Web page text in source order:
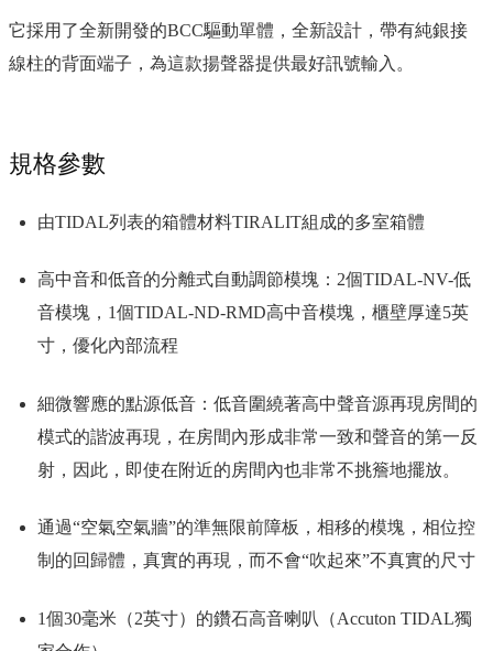
它採用了全新開發的BCC驅動單體，全新設計，帶有純銀接
線柱的背面端子，為這款揚聲器提供最好訊號輸入。
規格參數
由TIDAL列表的箱體材料TIRALIT組成的多室箱體
高中音和低音的分離式自動調節模塊：2個TIDAL-NV-低
音模塊，1個TIDAL-ND-RMD高中音模塊，櫃壁厚達5英
寸，優化內部流程
細微響應的點源低音：低音圍繞著高中聲音源再現房間的
模式的諧波再現，在房間內形成非常一致和聲音的第一反
射，因此，即使在附近的房間內也非常不挑簷地擺放。
通過“空氣空氣牆”的準無限前障板，相移的模塊，相位控
制的回歸體，真實的再現，而不會“吹起來”不真實的尺寸
1個30毫米（2英寸）的鑽石高音喇叭（Accuton TIDAL獨